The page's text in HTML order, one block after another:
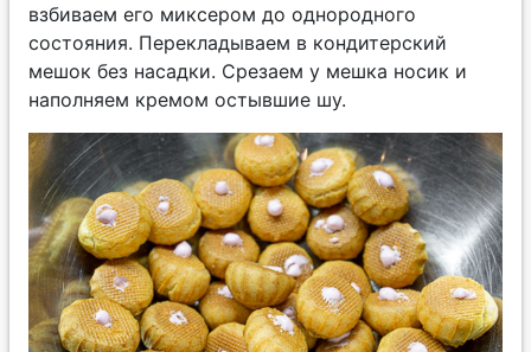
взбиваем его миксером до однородного
состояния. Перекладываем в кондитерский
мешок без насадки. Срезаем у мешка носик и
наполняем кремом остывшие шу.